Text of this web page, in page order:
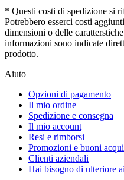
* Questi costi di spedizione si
Potrebbero esserci costi
dimensioni o delle
informazioni sono indicate
prodotto.
Aiuto
Opzioni di pagamento
Il mio ordine
Spedizione e consegna
Il mio account
Resi e rimborsi
Promozioni e buoni
Clienti aziendali
Hai bisogno di ulteriore